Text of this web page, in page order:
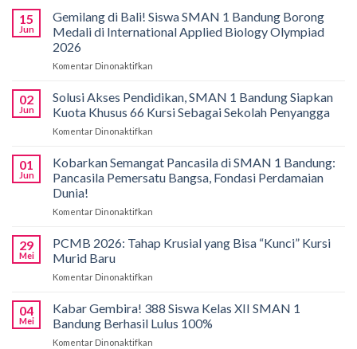
15
Jun
Gemilang di Bali! Siswa SMAN 1 Bandung Borong
Medali di International Applied Biology Olympiad
2026
Komentar Dinonaktifkan
di
Bali!
Siswa
Bandung
Borong
Biology
02
Jun
Solusi Akses Pendidikan, SMAN 1 Bandung Siapkan
Kuota Khusus 66 Kursi Sebagai Sekolah Penyangga
Komentar Dinonaktifkan
Akses
Pendidikan,
SMAN
Kuota
Khusus
Sekolah
Penyangga
01
Jun
Kobarkan Semangat Pancasila di SMAN 1 Bandung:
Pancasila Pemersatu Bangsa, Fondasi Perdamaian
Dunia!
Komentar Dinonaktifkan
Semangat
Pancasila
Bandung:
Pancasila
29
Mei
PCMB 2026: Tahap Krusial yang Bisa “Kunci” Kursi
Murid Baru
Komentar Dinonaktifkan
2026:
Tahap
Krusial
04
Mei
Kabar Gembira! 388 Siswa Kelas XII SMAN 1
Bandung Berhasil Lulus 100%
Komentar Dinonaktifkan